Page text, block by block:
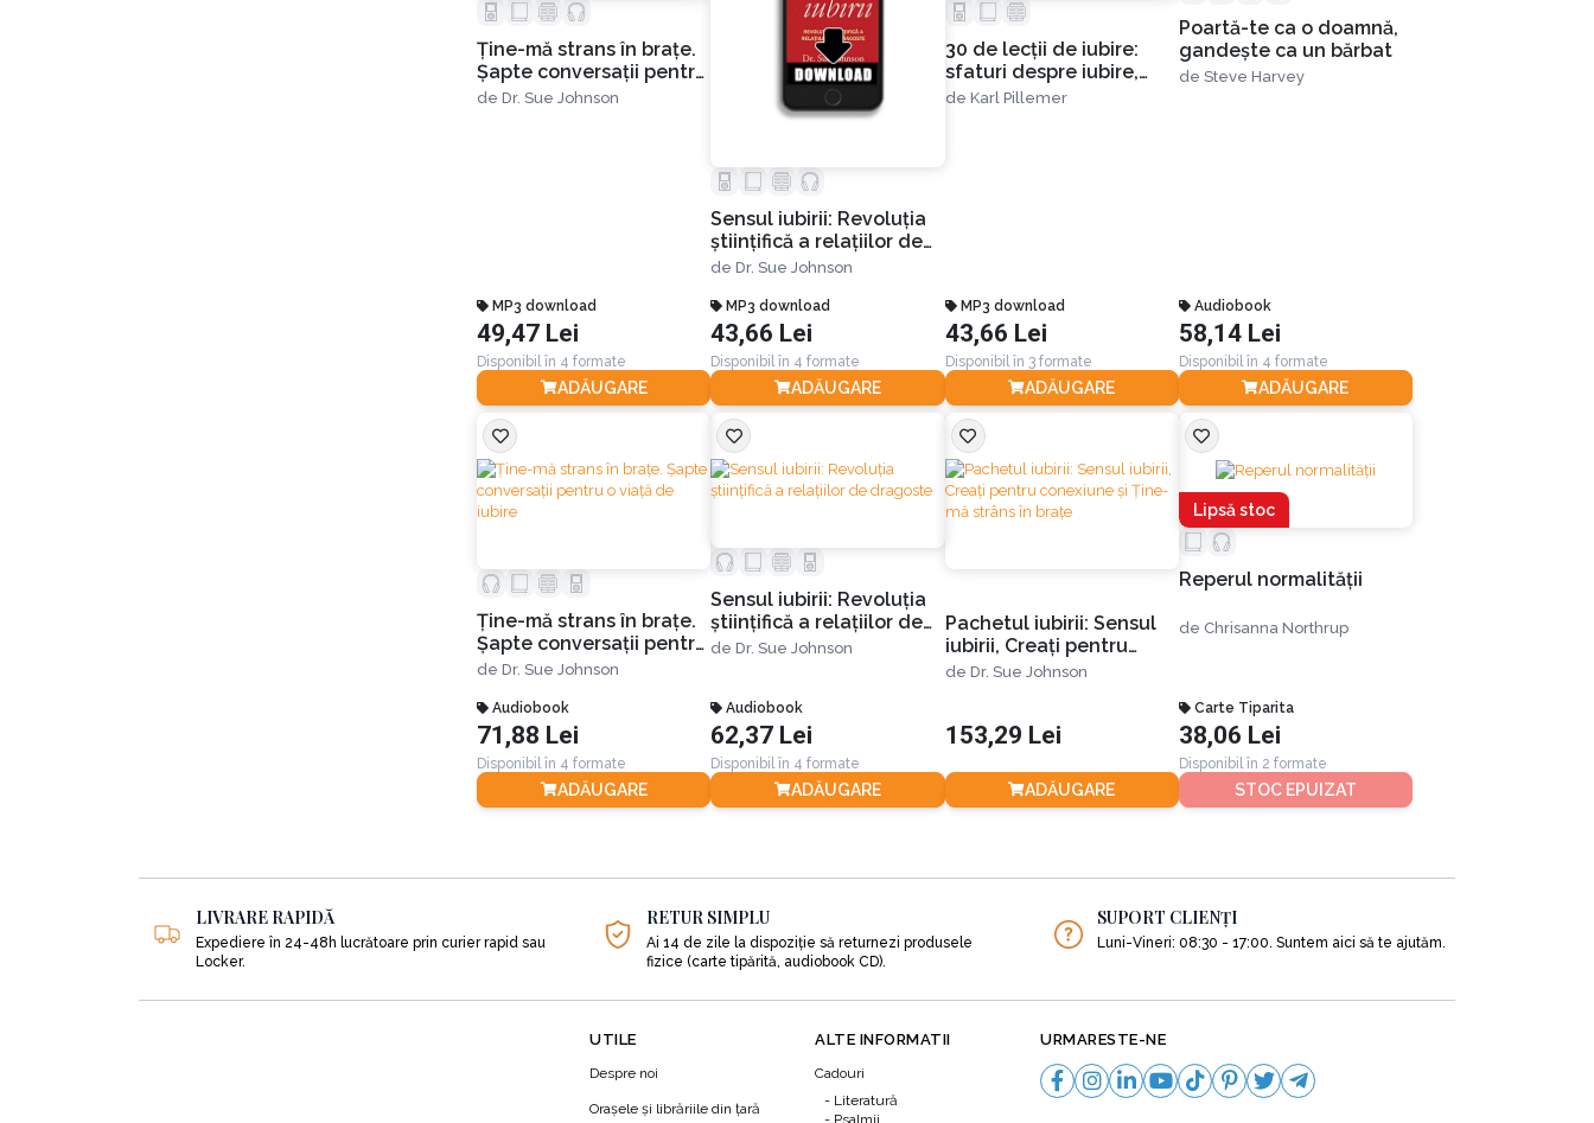
Ţine-mă strans în braţe.
Șapte conversaţii pentru
o viaţă de iubire
de Dr. Sue Johnson
MP3 download
49,47 Lei
Disponibil în 4 formate
ADĂUGARE
Sensul iubirii: Revoluția
științifică a relațiilor de
dragoste
deDr. Sue Johnson
MP3 download
43,66 Lei
Disponibil în 4 formate
ADĂUGARE
30 de lecții de iubire:
sfaturi despre iubire,
relații și căsnicie de la
de Karl Pillemer
MP3 download
43,66 Lei
Disponibil în 3 formate
ADĂUGARE
Poartă-te ca o doamnă,
gandeşte ca un bărbat
de Steve Harvey
Audiobook
58,14 Lei
Disponibil în 4 formate
ADĂUGARE
Ţine-mă strans în braţe.
Șapte conversaţii pentru
o viaţă de iubire
de Dr. Sue Johnson
Audiobook
71,88 Lei
Disponibil în 4 formate
ADĂUGARE
Sensul iubirii: Revoluția
științifică a relațiilor de
dragoste
deDr. Sue Johnson
Audiobook
62,37 Lei
Disponibil în 4 formate
ADĂUGARE
Pachetul iubirii: Sensul
iubirii, Creați pentru
conexiune și Ține-mă
de Dr. Sue Johnson
153,29 Lei
ADĂUGARE
Lipsă stoc
Reperul normalităţii
de Chrisanna Northrup
Carte Tiparita
38,06 Lei
Disponibil în 2 formate
STOC EPUIZAT
LIVRARE RAPIDĂ
Expediere în 24-48h lucrătoare prin curier rapid sau
Locker.
RETUR SIMPLU
Ai 14 de zile la dispoziție să returnezi produsele
fizice (carte tipărită, audiobook CD).
SUPORT CLIENȚI
Luni-Vineri: 08:30 - 17:00. Suntem aici să te ajutăm.
UTILE
Despre noi
Orașele și librăriile din țară
ALTE INFORMATII
Cadouri
Literatură
Psalmii
URMARESTE-NE